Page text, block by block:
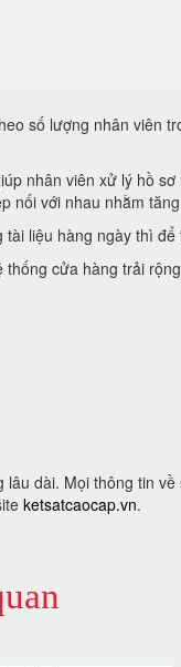
số lượng nhân viên
nhân viên xử lý hồ
với nhau nhằm
liệu hàng ngày thì
cửa hàng trải
dài. Mọi thông tin
ketsatcaocap.vn.